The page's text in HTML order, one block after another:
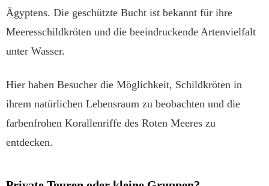
Ägyptens. Die geschützte Bucht ist bekannt für ihre
Meeresschildkröten und die beeindruckende Artenvielfalt
unter Wasser.
Hier haben Besucher die Möglichkeit, Schildkröten in
ihrem natürlichen Lebensraum zu beobachten und die
farbenfrohen Korallenriffe des Roten Meeres zu
entdecken.